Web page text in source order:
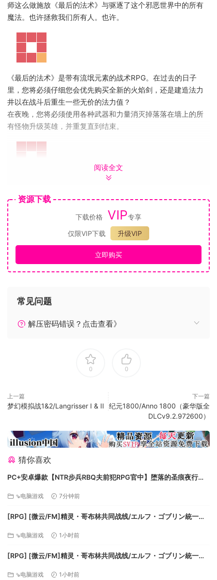
师这么做施放《最后的法术》与驱逐了这个邪恶世界中的所有
魔法。也许拯救我们所有人。也许。
《最后的法术》是带有流氓元素的战术RPG。在过去的日子
里，您将必须仔细您会优先购买全新的火焰剑，还是建造法力
井以在战斗后重生一些无价的法力值？
在夜晚，您将必须使用各种武器和力量消灭掉落落在墙上的所
有怪物升级英雄，并重复直到结束。
回合制战术RPG：
●整个RPG包：主要统计，次要统计，技能，津贴，特质……等
等。
●建立自己的班级：通过统计
和玩法！
●管理您！奖励和特权升级您的英雄。是否想用枪使佳能玻璃
流氓/法师战斗？做吧！ 的极少数，因此请
●数种具有不同行为的敌人类型，转化您的前进，它们会变得
●思考和适应：您必须应对大量敌人，因此您想通过强大的AOE
攻击来优化伤害输出。敌人有各种长处和短处，会挑战您的智
保护城市：
加强防御：围墙，诱捕，塔楼，弹射器……每一个帮助都值得欢
迎。
新英雄。Roguelite
元素：
●游戏本来就很难。您会失败的，但是一旦您都会变得更强
大。
阅读全文
资源下载
下载价格 VIP专享
仅限VIP下载
升级VIP
立即购买
常见问题
解压密码错误？点击查看》
0 0
上一篇
梦幻模拟战1&2/Langrisser I & II
下一篇
纪元1800/Anno 1800（豪华版全
DLCv9.2.972600）
猜你喜欢
PC+安卓爆款【NTR步兵RBQ夫前犯RPG官中】堕落的圣痕夜行传
【6.5G】百度/迅雷/UC/夸克
⇘电脑游戏 7分钟前
[RPG] [微云/FM]精灵・哥布林共同战线/エルフ・ゴブリン統一戦
⇘电脑游戏 1小时前
[RPG] [微云/FM]精灵・哥布林共同战线/エルフ・ゴブリン統一戦
⇘电脑游戏 1小时前